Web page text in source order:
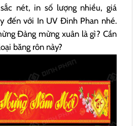
nét, in số lượng nhiều, giá
đến với In UV Đinh Phan nhé.
Đảng mừng xuân là gì? Cần
băng rôn này?